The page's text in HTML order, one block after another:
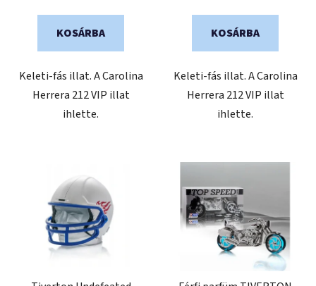
5,0
KOSÁRBA
Keleti-fás illat. A Carolina
Herrera 212 VIP illat
ihlette.
KOSÁRBA
Keleti-fás illat. A Carolina
Herrera 212 VIP illat
ihlette.